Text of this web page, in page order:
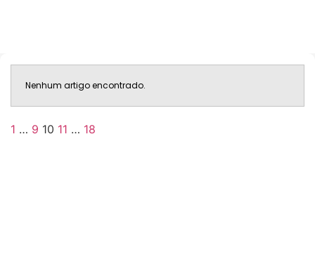
Nenhum artigo encontrado.
1 … 9 10 11 … 18